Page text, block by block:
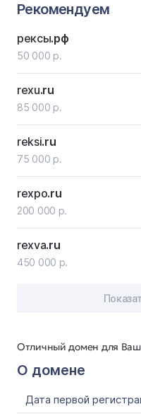
Отличный домен для
О домене
Дата первой
Рекомендуем
рексы.рф
50 000 р.
rexu.ru
85 000 р.
reksi.ru
75 000 р.
rexpo.ru
200 000 р.
rexva.ru
450 000 р.